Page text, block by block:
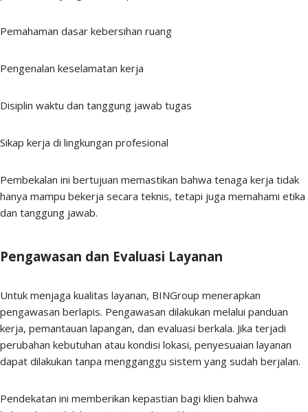
Pemahaman dasar kebersihan ruang
Pengenalan keselamatan kerja
Disiplin waktu dan tanggung jawab tugas
Sikap kerja di lingkungan profesional
Pembekalan ini bertujuan memastikan bahwa tenaga kerja tidak
hanya mampu bekerja secara teknis, tetapi juga memahami etika
dan tanggung jawab.
Pengawasan dan Evaluasi Layanan
Untuk menjaga kualitas layanan, BINGroup menerapkan
pengawasan berlapis. Pengawasan dilakukan melalui panduan
kerja, pemantauan lapangan, dan evaluasi berkala. Jika terjadi
perubahan kebutuhan atau kondisi lokasi, penyesuaian layanan
dapat dilakukan tanpa mengganggu sistem yang sudah berjalan.
Pendekatan ini memberikan kepastian bagi klien bahwa